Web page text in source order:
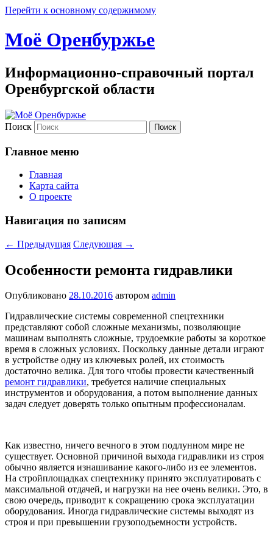
Перейти к основному содержимому
Моё Оренбуржье
Информационно-справочный портал
Оренбургской области
Поиск
Главное меню
Главная
Карта сайта
О проекте
Навигация по записям
← Предыдущая Следующая →
Особенности ремонта гидравлики
Опубликовано 28.10.2016 автором admin
Гидравлические системы современной спецтехники
представляют собой сложные механизмы, позволяющие
машинам выполнять сложные, трудоемкие работы за короткое
время в сложных условиях. Поскольку данные детали играют
в устройстве одну из ключевых ролей, их стоимость
достаточно велика. Для того чтобы провести качественный
ремонт гидравлики, требуется наличие специальных
инструментов и оборудования, а потом выполнение данных
задач следует доверять только опытным профессионалам.
Как известно, ничего вечного в этом подлунном мире не
существует. Основной причиной выхода гидравлики из строя
обычно является изнашивание какого-либо из ее элементов.
На стройплощадках спецтехнику принято эксплуатировать с
максимальной отдачей, и нагрузки на нее очень велики. Это, в
свою очередь, приводит к сокращению срока эксплуатации
оборудования. Иногда гидравлические системы выходят из
строя и при превышении грузоподъемности устройств.